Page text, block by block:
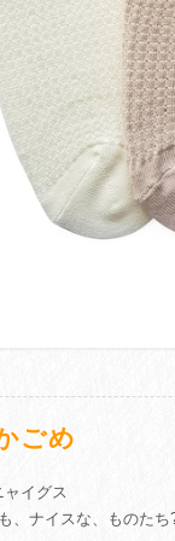
ごめ
イグス
、ナイスな、ものたち